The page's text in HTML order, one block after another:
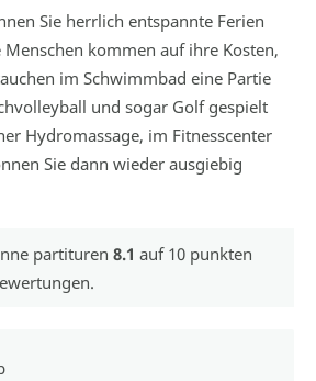
Sie herrlich entspannte Ferien
kommen auf ihre Kosten,
im Schwimmbad eine Partie
und sogar Golf gespielt
Hydromassage, im Fitnesscenter
Sie dann wieder ausgiebig
partituren 8.1 auf 10 punkten